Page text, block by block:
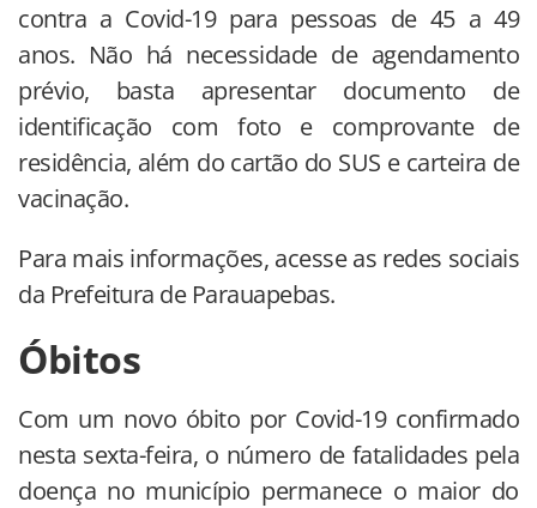
contra a Covid-19 para pessoas de 45 a 49
anos. Não há necessidade de agendamento
prévio, basta apresentar documento de
identificação com foto e comprovante de
residência, além do cartão do SUS e carteira de
vacinação.
Para mais informações, acesse as redes sociais
da Prefeitura de Parauapebas.
Óbitos
Com um novo óbito por Covid-19 confirmado
nesta sexta-feira, o número de fatalidades pela
doença no município permanece o maior do